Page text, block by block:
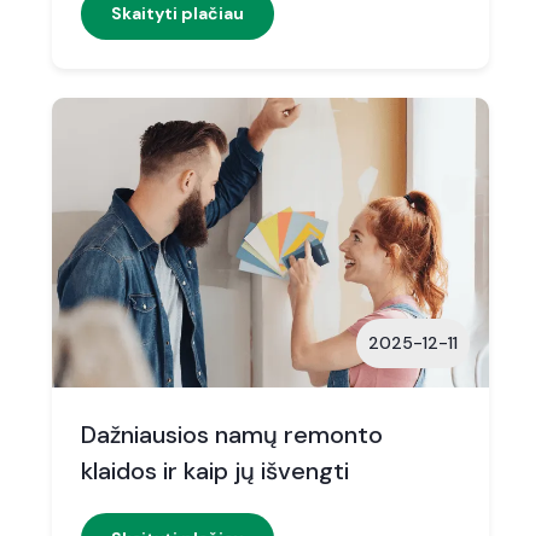
Skaityti plačiau
2025-12-11
Dažniausios namų remonto
klaidos ir kaip jų išvengti